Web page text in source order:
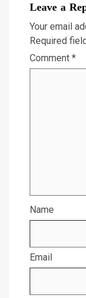
Leave a
Your email
Required
Comment *
Name
Email